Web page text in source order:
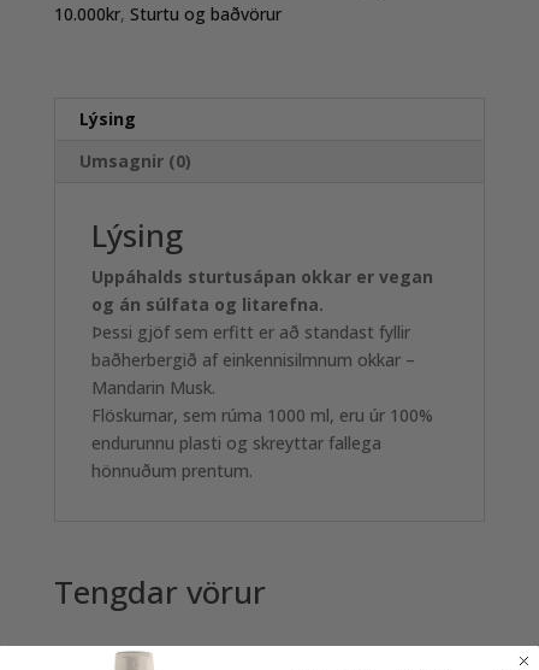
10.000kr, Sturtu og baðvörur
Lýsing
Umsagnir (0)
Lýsing
Uppáhalds sturtusápan okkar er vegan
og án súlfata og litarefna.
Þessi gjöf sem erfitt er að standast fyllir
baðherbergið af einkennisilmnum okkar –
Mandarin Musk.
Flöskurnar, sem rúma 1000 ml, eru úr 100%
endurunnu plasti og skreyttar fallega
hönnuðum prentum.
Tengdar vörur